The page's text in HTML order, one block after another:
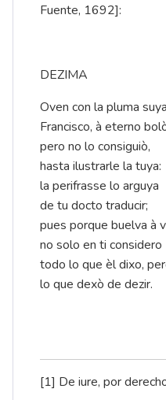
Fuente, 1692]:
DEZIMA
Oven con la pluma
Francisco, à eterno
pero no lo consiguiò,
hasta ilustrarle la tuya:
la perifrasse lo arguya
de tu docto traducir;
pues porque buelva à
no solo en ti considero
todo lo que èl dixo,
lo que dexò de dezir.
[1] De iure, por